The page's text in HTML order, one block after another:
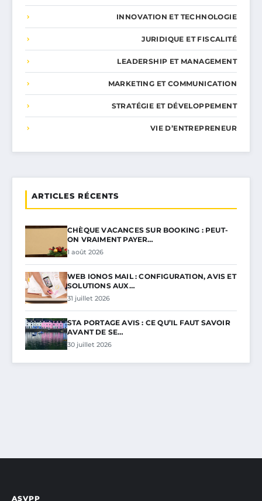
INNOVATION ET TECHNOLOGIE
JURIDIQUE ET FISCALITÉ
LEADERSHIP ET MANAGEMENT
MARKETING ET COMMUNICATION
STRATÉGIE ET DÉVELOPPEMENT
VIE D’ENTREPRENEUR
ARTICLES RÉCENTS
CHÈQUE VACANCES SUR BOOKING : PEUT-
ON VRAIMENT PAYER…
1 août 2026
WEB IONOS MAIL : CONFIGURATION, AVIS ET
SOLUTIONS AUX…
31 juillet 2026
STA PORTAGE AVIS : CE QU’IL FAUT SAVOIR
AVANT DE SE…
30 juillet 2026
ASVPP